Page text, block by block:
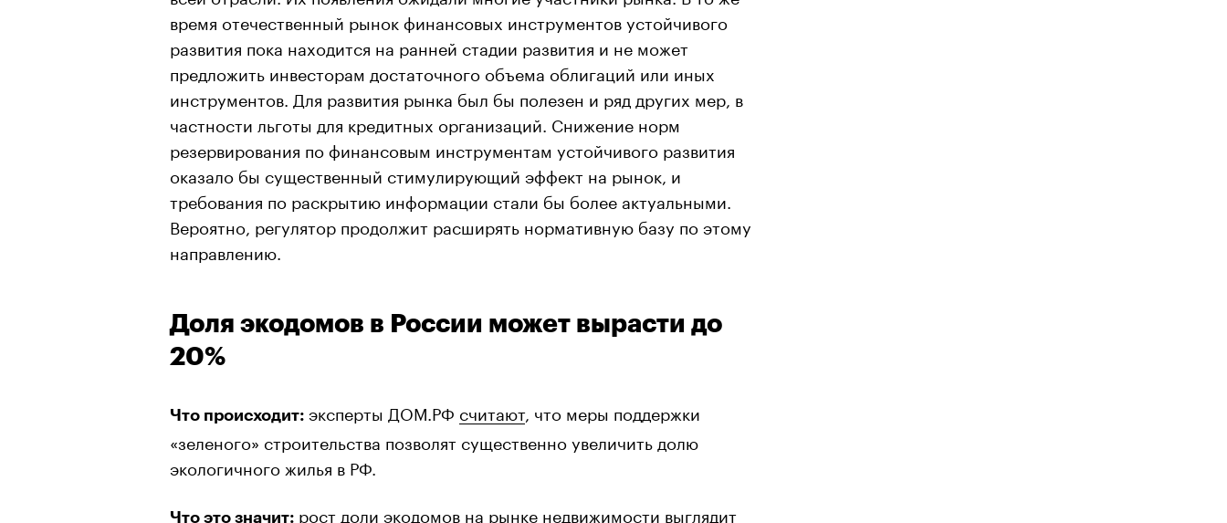
00:00 / 00:00
время отечественный рынок финансовых инструментов устойчивого
развития пока находится на ранней стадии развития и не может
предложить инвесторам достаточного объема облигаций или иных
инструментов. Для развития рынка был бы полезен и ряд других мер, в
частности льготы для кредитных организаций. Снижение норм
резервирования по финансовым инструментам устойчивого развития
оказало бы существенный стимулирующий эффект на рынок, и
требования по раскрытию информации стали бы более актуальными.
Вероятно, регулятор продолжит расширять нормативную базу по этому
направлению.
Доля экодомов в России может вырасти до
20%
Что происходит: эксперты ДОМ.РФ считают, что меры поддержки
«зеленого» строительства позволят существенно увеличить долю
экологичного жилья в РФ.
Что это значит: рост доли экодомов на рынке недвижимости выглядит